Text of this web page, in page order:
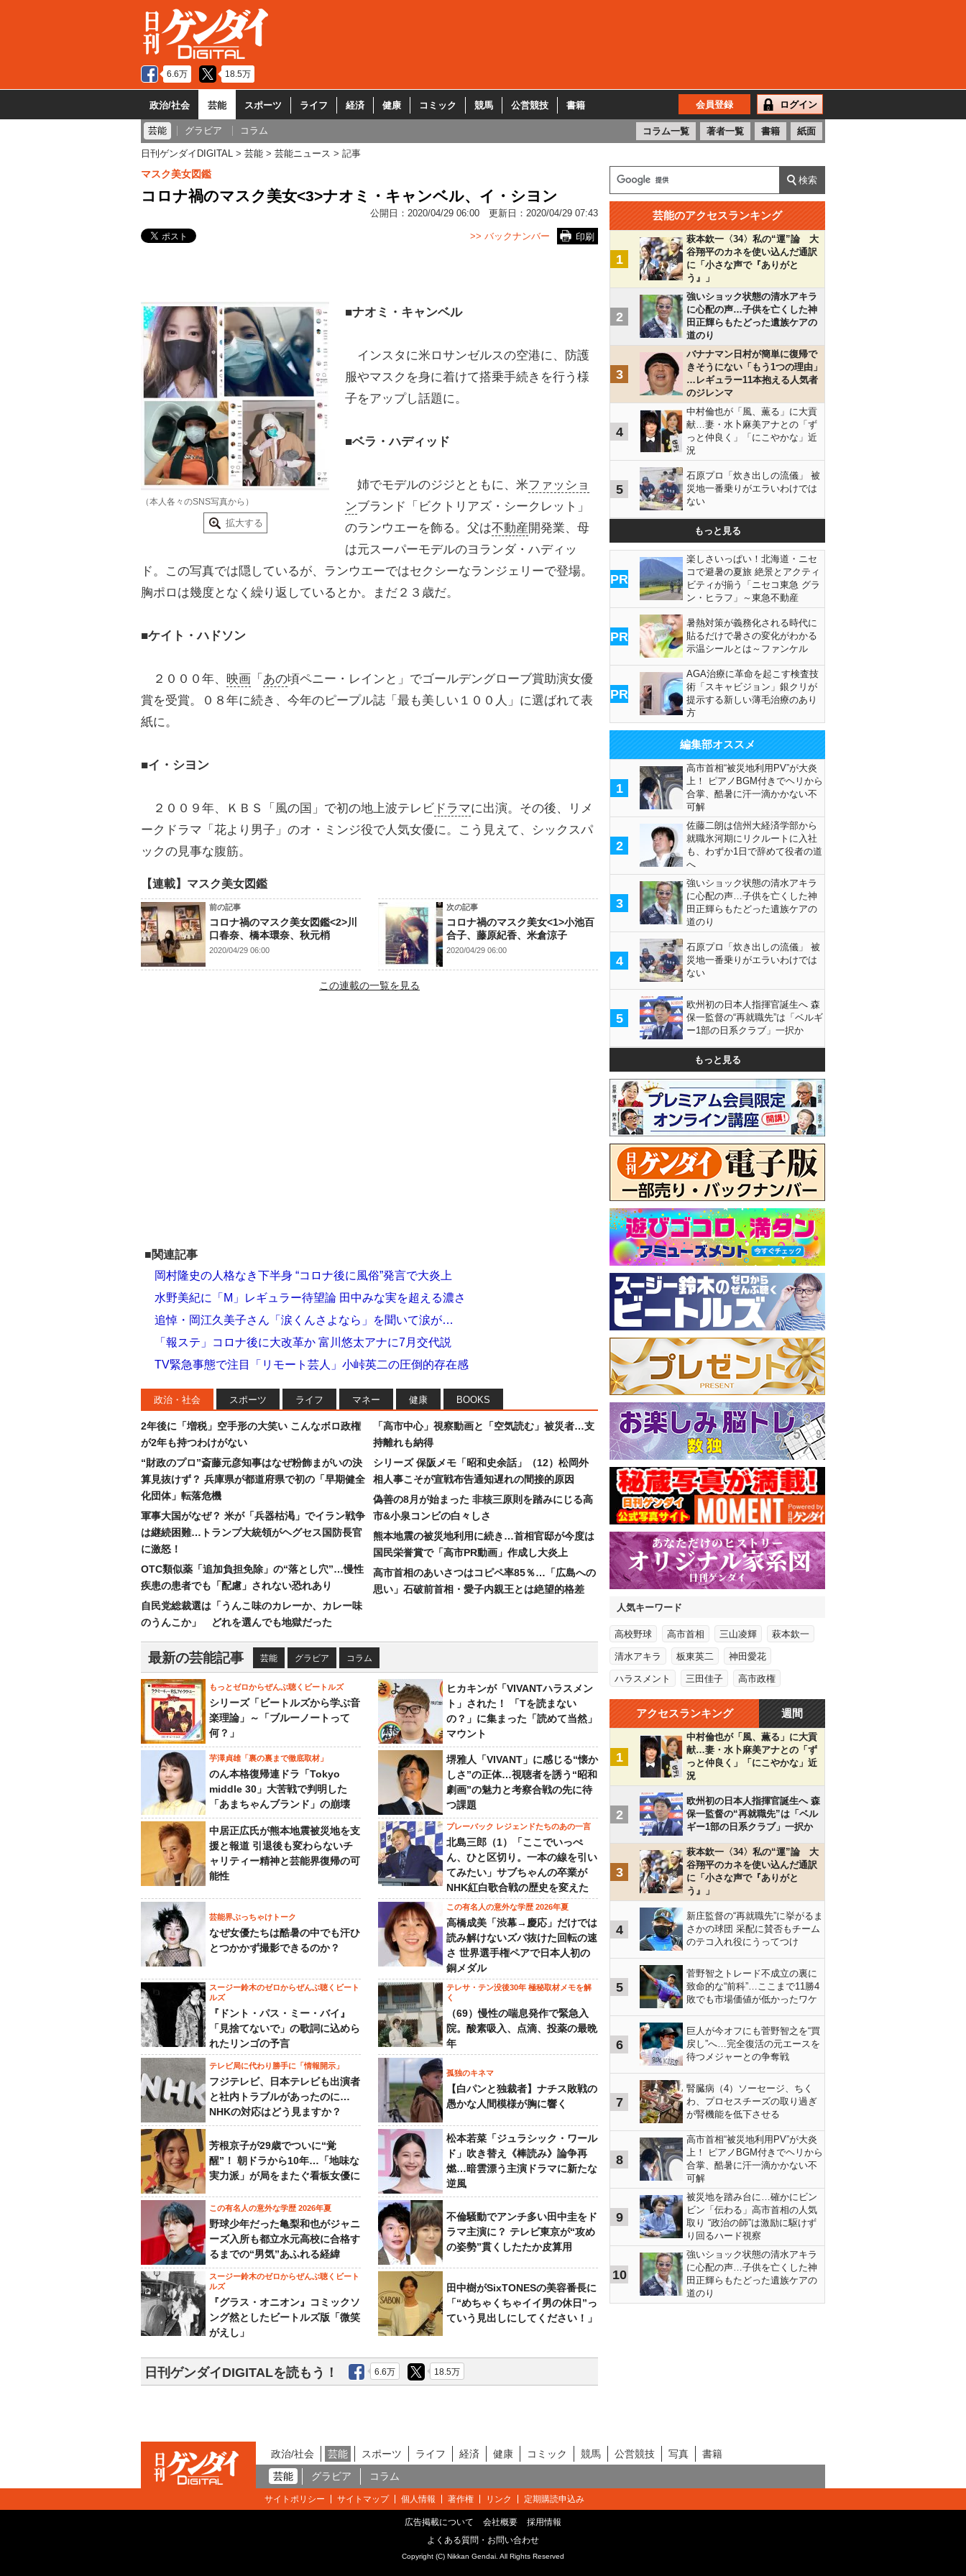
6.6万 18.5万
政治/社会 芸能 スポーツ ライフ 経済 健康 コミック 競馬 公営競技 書籍 会員登録 ログイン
芸能 グラビア コラム コラム一覧 著者一覧 書籍 紙面
日刊ゲンダイDIGITAL 芸能 芸能ニュース 記事
マスク美女図鑑
コロナ禍のマスク美女<3>ナオミ・キャンベル、イ・シヨン
公開日： 2020/04/29 06:00 更新日： 2020/04/29 07:43
印刷
>> バックナンバー
（本人各々のSNS写真から）
拡大する
■ナオミ・キャンベル
インスタに米ロサンゼルスの空港に、防護
服やマスクを身に着けて搭乗手続きを行う様
子をアップし話題に。
■ベラ・ハディッド
姉でモデルのジジとともに、米ファッショ
ンブランド「ビクトリアズ・シークレット」
のランウエーを飾る。父は不動産開発業、母
は元スーパーモデルのヨランダ・ハディッ
ド。この写真では隠しているが、ランウエーではセクシーなランジェリーで登場。
胸ポロは幾度となく繰り返しているとか。まだ２３歳だ。
■ケイト・ハドソン
２０００年、 映画 「 あの頃ペニー・レインと」でゴールデングローブ賞助演女優
賞を受賞。０８年に続き、今年のピープル誌「最も美しい１００人」に選ばれて表
紙に。
■イ・シヨン
２００９年、ＫＢＳ「風の国」で初の地上波テレビ ドラマに出演。その後、リメ
ークドラマ「花より男子」のオ・ミンジ役で人気女優に。こう見えて、シックスパ
ックの見事な腹筋。
【連載】マスク美女図鑑
前の記事
コロナ禍のマスク美女図鑑<2>川
口春奈、橋本環奈、秋元梢
2020/04/29 06:00
次の記事
コロナ禍のマスク美女<1>小池百
合子、藤原紀香、米倉涼子
2020/04/29 06:00
この連載の一覧を見る
■関連記事
岡村隆史の人格なき下半身 “コロナ後に風俗”発言で大炎上
水野美紀に「M」レギュラー待望論 田中みな実を超える濃さ
追悼・岡江久美子さん「涙くんさよなら」を聞いて涙が…
「報ステ」コロナ後に大改革か 富川悠太アナに7月交代説
TV緊急事態で注目「リモート芸人」小峠英二の圧倒的存在感
政治・社会 スポーツ ライフ マネー 健康 BOOKS
2年後に「増税」空手形の大笑い こんなボロ政権
が2年も持つわけがない
“財政のプロ”斎藤元彦知事はなぜ粉飾まがいの決
算見抜けず？ 兵庫県が都道府県で初の「早期健全
化団体」転落危機
軍事大国がなぜ？ 米が「兵器枯渇」でイラン戦争
は継続困難…トランプ大統領がヘグセス国防長官
に激怒！
OTC類似薬「追加負担免除」の“落とし穴”…慢性
疾患の患者でも「配慮」されない恐れあり
自民党総裁選は「うんこ味のカレーか、カレー味
のうんこか」 どれを選んでも地獄だった
「高市中心」視察動画と「空気読む」被災者…支
持離れも納得
シリーズ 保阪メモ「昭和史余話」（12）松岡外
相人事こそが宣戦布告通知遅れの間接的原因
偽善の8月が始まった 非核三原則を踏みにじる高
市&小泉コンビの白々しさ
熊本地震の被災地利用に続き…首相官邸が今度は
国民栄誉賞で「高市PR動画」作成し大炎上
高市首相のあいさつはコピペ率85％…「広島への
思い」石破前首相・愛子内親王とは絶望的格差
最新の芸能記事 芸能 グラビア コラム
もっとゼロからぜんぶ聴くビートルズ
シリーズ「ビートルズから学ぶ音
楽理論」～「ブルーノートって
何？」
ヒカキンが「VIVANTハラスメン
ト」された！ 「Tを読まない
の？」に集まった「読めて当然」
マウント
芋澤貞雄「裏の裏まで徹底取材」
のん本格復帰連ドラ「Tokyo
middle 30」大苦戦で判明した
「あまちゃんブランド」の崩壊
堺雅人「VIVANT」に感じる“懐か
しさ”の正体…視聴者を誘う“昭和
劇画”の魅力と考察合戦の先に待
つ課題
中居正広氏が熊本地震被災地を支
援と報道 引退後も変わらないチ
ャリティー精神と芸能界復帰の可
能性
プレーバック レジェンドたちのあの一言
北島三郎（1）「ここでいっぺ
ん、ひと区切り。一本の線を引い
てみたい」サブちゃんの卒業が
NHK紅白歌合戦の歴史を変えた
芸能界ぶっちゃけトーク
なぜ女優たちは酷暑の中でも汗ひ
とつかかず撮影できるのか？
この有名人の意外な学歴 2026年夏
高橋成美「渋幕→慶応」だけでは
読み解けないズバ抜けた回転の速
さ 世界選手権ペアで日本人初の
銅メダル
スージー鈴木のゼロからぜんぶ聴くビート
ルズ
『ドント・パス・ミー・バイ』
「見捨てないで」の歌詞に込めら
れたリンゴの予言
テレサ・テン没後30年 極秘取材メモを解
く
（69）慢性の喘息発作で緊急入
院。酸素吸入、点滴、投薬の最晩
年
テレビ局に代わり勝手に「情報開示」
フジテレビ、日本テレビも出演者
と社内トラブルがあったのに…
NHKの対応はどう見ますか？
孤独のキネマ
【白パンと独裁者】ナチス敗戦の
愚かな人間模様が胸に響く
芳根京子が29歳でついに“覚
醒”！ 朝ドラから10年…「地味な
実力派」が局をまたぐ看板女優に
松本若菜「ジュラシック・ワール
ド」吹き替え《棒読み》論争再
燃…暗雲漂う主演ドラマに新たな
逆風
この有名人の意外な学歴 2026年夏
野球少年だった亀梨和也がジャニ
ーズ入所も都立水元高校に合格す
るまでの“男気”あふれる経緯
不倫騒動でアンチ多い田中圭をド
ラマ主演に？ テレビ東京が“攻め
の姿勢”貫くしたたか皮算用
スージー鈴木のゼロからぜんぶ聴くビート
ルズ
『グラス・オニオン』コミックソ
ング然としたビートルズ版「微笑
がえし」
田中樹がSixTONESの美容番長に
「“めちゃくちゃイイ男の休日”っ
ていう見出しにしてください！」
日刊ゲンダイDIGITALを読もう！ 6.6万 18.5万
芸能のアクセスランキング
1
萩本欽一〈34〉私の“運”論 大
谷翔平のカネを使い込んだ通訳
に「小さな声で『ありがと
う』」
2
強いショック状態の清水アキラ
に心配の声…子供を亡くした神
田正輝らもたどった遺族ケアの
道のり
3
バナナマン日村が簡単に復帰で
きそうにない「もう1つの理由」
…レギュラー11本抱える人気者
のジレンマ
4
中村倫也が「風、薫る」に大貢
献…妻・水卜麻美アナとの「ず
っと仲良く」「にこやかな」近
況
5
石原プロ「炊き出しの流儀」 被
災地一番乗りがエラいわけでは
ない
もっと見る
PR
楽しさいっぱい！北海道・ニセ
コで避暑の夏旅 絶景とアクティ
ビティが揃う「ニセコ東急 グラ
ン・ヒラフ」～東急不動産
PR
暑熱対策が義務化される時代に
貼るだけで暑さの変化がわかる
示温シールとは～ファンケル
PR
AGA治療に革命を起こす検査技
術「スキャビジョン」銀クリが
提示する新しい薄毛治療のあり
方
編集部オススメ
1
高市首相“被災地利用PV”が大炎
上！ ピアノBGM付きでヘリから
合掌、酷暑に汗一滴かかない不
可解
2
佐藤二朗は信州大経済学部から
就職氷河期にリクルートに入社
も、わずか1日で辞めて役者の道
へ
3
強いショック状態の清水アキラ
に心配の声…子供を亡くした神
田正輝らもたどった遺族ケアの
道のり
4
石原プロ「炊き出しの流儀」 被
災地一番乗りがエラいわけでは
ない
5
欧州初の日本人指揮官誕生へ 森
保一監督の“再就職先”は「ベルギ
ー1部の日系クラブ」一択か
もっと見る
人気キーワード
高校野球 高市首相 三山凌輝 萩本欽一
清水アキラ 板東英二 神田愛花
ハラスメント 三田佳子 高市政権
アクセスランキング 週間
1
中村倫也が「風、薫る」に大貢
献…妻・水卜麻美アナとの「ず
っと仲良く」「にこやかな」近
況
2
欧州初の日本人指揮官誕生へ 森
保一監督の“再就職先”は「ベル
ギー1部の日系クラブ」一択か
3
萩本欽一〈34〉私の“運”論 大
谷翔平のカネを使い込んだ通訳
に「小さな声で『ありがと
う』」
4
新庄監督の“再就職先”に挙がるま
さかの球団 采配に賛否もチーム
のテコ入れ役にうってつけ
5
菅野智之トレード不成立の裏に
致命的な“前科”…ここまで11勝4
敗でも市場価値が低かったワケ
6
巨人が今オフにも菅野智之を“買
戻し”へ…完全復活の元エースを
待つメジャーとの争奪戦
7
腎臓病（4）ソーセージ、ちく
わ、プロセスチーズの取り過ぎ
が腎機能を低下させる
8
高市首相“被災地利用PV”が大炎
上！ ピアノBGM付きでヘリから
合掌、酷暑に汗一滴かかない不
可解
9
被災地を踏み台に…確かにビン
ビン「伝わる」高市首相の人気
取り “政治の師”は激励に駆けず
り回るハード視察
10
強いショック状態の清水アキラ
に心配の声…子供を亡くした神
田正輝らもたどった遺族ケアの
道のり
政治/社会 芸能 スポーツ ライフ 経済 健康 コミック 競馬 公営競技 写真
書籍
芸能
グラビア コラム
サイトポリシー サイトマップ 個人情報 著作権 リンク 定期購読申込み
広告掲載について 会社概要
採用情報
よくある質問・お問い合わせ
Copyright (C) Nikkan Gendai. All Rights Reserved